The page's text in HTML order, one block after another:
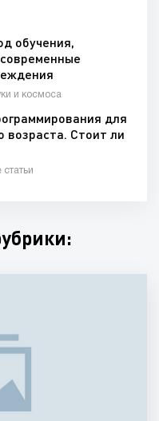
обучения,
и космоса
для
возраста. Стоит ли